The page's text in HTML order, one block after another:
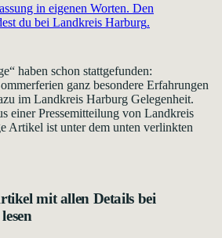
in eigenen Worten. Den
du bei Landkreis Harburg.
haben schon stattgefunden:
ganz besondere Erfahrungen
im Landkreis Harburg Gelegenheit.
einer Pressemitteilung von Landkreis
Artikel ist unter dem unten verlinkten
mit allen Details bei
lesen